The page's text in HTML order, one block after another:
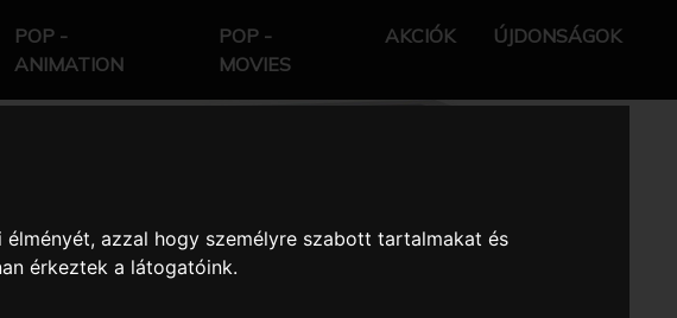
azzal hogy személyre szabott tartalmakat és
érkeztek a látogatóink.
POP -
ANIMATION
POP -
MOVIES
AKCIÓK ÚJDONSÁGOK